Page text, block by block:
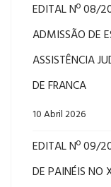
EDITAL Nº 08/
ADMISSÃO DE
ASSISTÊNCIA
DE FRANCA
10 Abril 2026
EDITAL Nº 09/
DE PAINÉIS NO